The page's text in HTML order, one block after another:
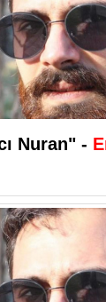
Nuran" -